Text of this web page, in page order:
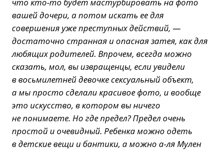
вашей дочери, а потом искать ее для
совершения уже преступных действий, —
достаточно странная и опасная затея, как для
любящих родителей. Впрочем, всегда можно
сказать, мол, вы извращенцы, если увидели
в восьмилетней девочке сексуальный объект,
а мы просто сделали красивое фото, и вообще
это искусство, в котором вы ничего
не понимаете. Но где предел? Предел очень
простой и очевидный. Ребенка можно одеть
в детские вещи и бантики, а можно а-ля Мулен